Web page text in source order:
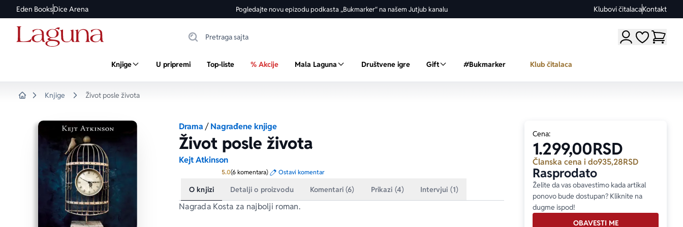
Eden BooksDice Arena Pogledajte novu epizodu podkasta „Bukmarker“ na našem Jutjub kanalu Klubovi čitalacaKontakt
Moji omiljeni
Knjige U pripremi Top-liste % Akcije Mala Laguna Društvene igre Gift #Bukmarker Klub čitalaca
Knjige Život posle života
Drama/Nagrađene knjige
Život posle života
Kejt Atkinson
5.0Prosecna ocena je 5.0 od 5
(6 komentara) Ostavi komentar
O knjizi Detalji o proizvodu Komentari (6) Prikazi (4) Intervjui (1)
Nagrada Kosta za najbolji roman.
Cena:
1.299,00RSD
Članska cena i do935,28RSD
Rasprodato
Želite da vas obavestimo kada artikal
ponovo bude dostupan? Kliknite na
dugme ispod!
OBAVESTI ME